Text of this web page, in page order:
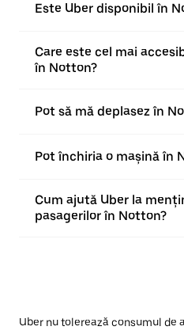
Este Uber disponibil în
Care este cel mai
în Notton?
Pot să mă deplasez în
Pot închiria o mașină în
Cum ajută Uber la
pasagerilor în Notton?
Uber nu tolerează consumul de